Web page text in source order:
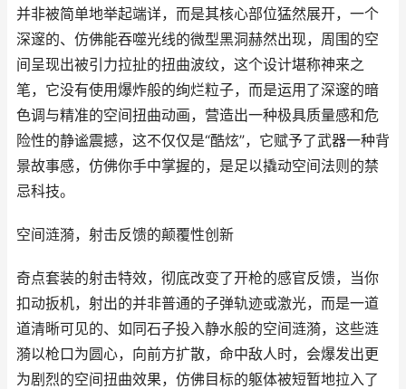
并非被简单地举起端详，而是其核心部位猛然展开，一个
深邃的、仿佛能吞噬光线的微型黑洞赫然出现，周围的空
间呈现出被引力拉扯的扭曲波纹，这个设计堪称神来之
笔，它没有使用爆炸般的绚烂粒子，而是运用了深邃的暗
色调与精准的空间扭曲动画，营造出一种极具质量感和危
险性的静谧震撼，这不仅仅是“酷炫”，它赋予了武器一种背
景故事感，仿佛你手中掌握的，是足以撬动空间法则的禁
忌科技。
空间涟漪，射击反馈的颠覆性创新
奇点套装的射击特效，彻底改变了开枪的感官反馈，当你
扣动扳机，射出的并非普通的子弹轨迹或激光，而是一道
道清晰可见的、如同石子投入静水般的空间涟漪，这些涟
漪以枪口为圆心，向前方扩散，命中敌人时，会爆发出更
为剧烈的空间扭曲效果，仿佛目标的躯体被短暂地拉入了